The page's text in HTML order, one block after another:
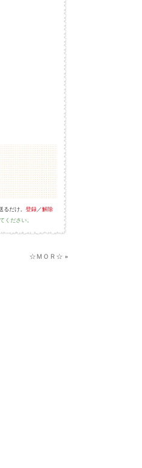
だけ。 登録／解除
ださい。
☆ＭＯＲ☆ »